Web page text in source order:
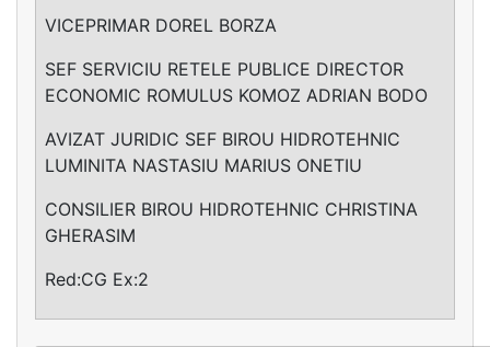
VICEPRIMAR DOREL BORZA
SEF SERVICIU RETELE PUBLICE DIRECTOR
ECONOMIC ROMULUS KOMOZ ADRIAN BODO
AVIZAT JURIDIC SEF BIROU HIDROTEHNIC
LUMINITA NASTASIU MARIUS ONETIU
CONSILIER BIROU HIDROTEHNIC CHRISTINA
GHERASIM
Red:CG Ex:2